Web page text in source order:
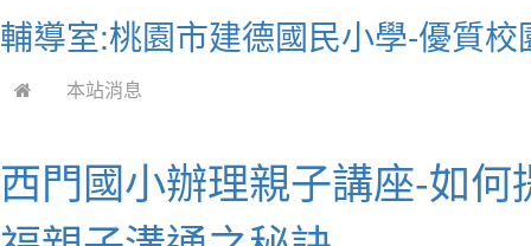
輔導室:桃園市建德國民小學-優質校
本站消息
西門國小辦理親子講座-如